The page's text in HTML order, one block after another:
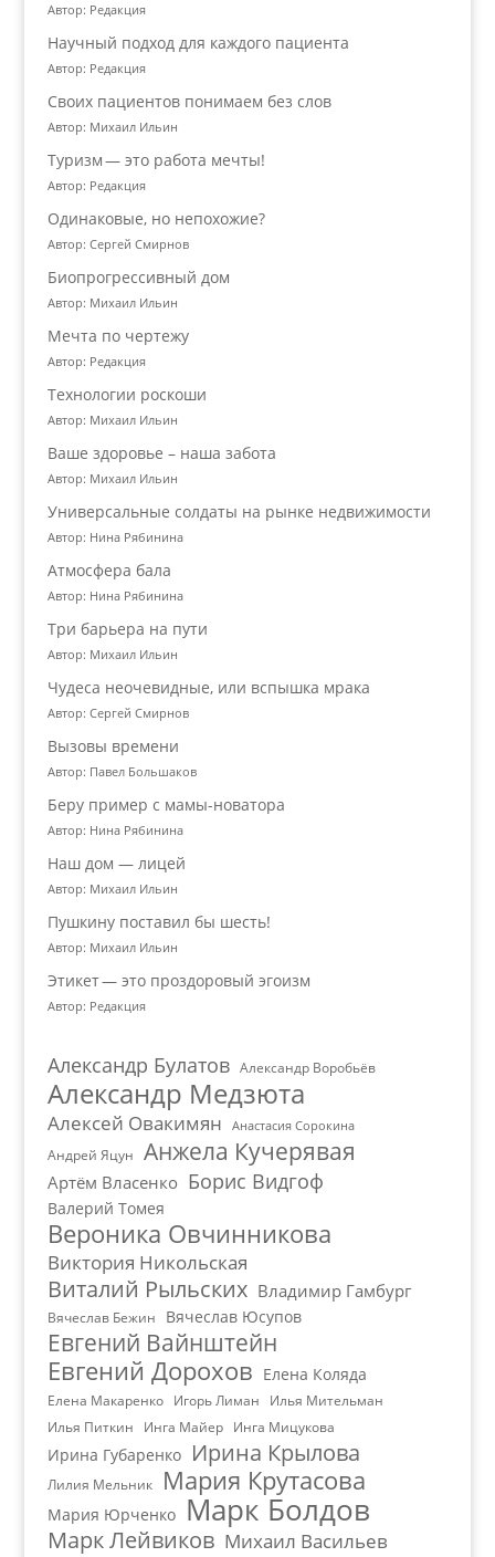
Автор: Редакция
Научный подход для каждого пациента
Автор: Редакция
Своих пациентов понимаем без слов
Автор: Михаил Ильин
Туризм — это работа мечты!
Автор: Редакция
Одинаковые, но непохожие?
Автор: Сергей Смирнов
Биопрогрессивный дом
Автор: Михаил Ильин
Мечта по чертежу
Автор: Редакция
Технологии роскоши
Автор: Михаил Ильин
Ваше здоровье – наша забота
Автор: Михаил Ильин
Универсальные солдаты на рынке недвижимости
Автор: Нина Рябинина
Атмосфера бала
Автор: Нина Рябинина
Три барьера на пути
Автор: Михаил Ильин
Чудеса неочевидные, или вспышка мрака
Автор: Сергей Смирнов
Вызовы времени
Автор: Павел Большаков
Беру пример с мамы-новатора
Автор: Нина Рябинина
Наш дом — лицей
Автор: Михаил Ильин
Пушкину поставил бы шесть!
Автор: Михаил Ильин
Этикет — это проздоровый эгоизм
Автор: Редакция
Александр Булатов Александр Воробьёв
Александр Медзюта
Алексей Овакимян Анастасия Сорокина
Андрей Яцун Анжела Кучерявая
Артём Власенко Борис Видгоф
Валерий Томея
Вероника Овчинникова
Виктория Никольская
Виталий Рыльских Владимир Гамбург
Вячеслав Бежин Вячеслав Юсупов
Евгений Вайнштейн
Евгений Дорохов Елена Коляда
Елена Макаренко Игорь Лиман
Илья Мительман
Илья Питкин
Инга Майер Инга Мицукова
Ирина Губаренко Ирина Крылова
Лилия Мельник Мария Крутасова
Мария Юрченко Марк Болдов
Марк Лейвиков Михаил Васильев